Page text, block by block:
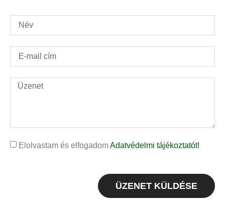
Elolvastam és elfogadomAdatvédelmi tájékoztatót!
ÜZENET KÜLDÉSE